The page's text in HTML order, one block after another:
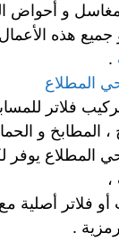
و أحواض
هذه
.
المطلاع
فلاتر
، المطابخ و
المطلاع يوفر
فلاتر أصلية
.